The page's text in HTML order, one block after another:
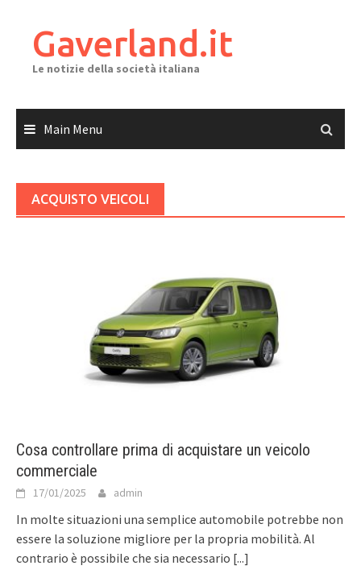
contentGaverland.it
Le notizie della società italiana
Main Menu
ACQUISTO VEICOLI
Cosa controllare prima di acquistare un veicolo
commerciale
17/01/2025 admin
In molte situazioni una semplice automobile potrebbe non
essere la soluzione migliore per la propria mobilità. Al
contrario è possibile che sia necessario [...]